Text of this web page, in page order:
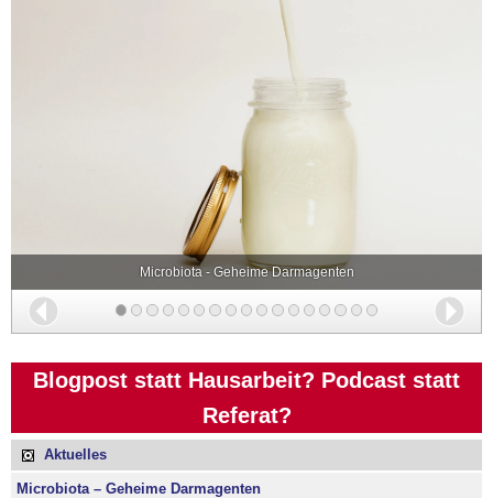
Microbiota - Geheime Darmagenten
Zurück
Blogpost statt Hausarbeit? Podcast statt
Referat?
Aktuelles
Microbiota – Geheime Darmagenten